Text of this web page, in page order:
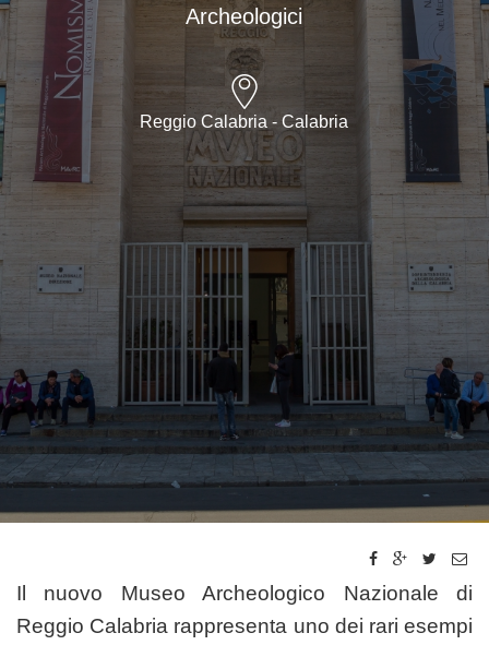
Archeologici
Reggio Calabria - Calabria
Il nuovo Museo Archeologico Nazionale di
Reggio Calabria rappresenta uno dei rari esempi